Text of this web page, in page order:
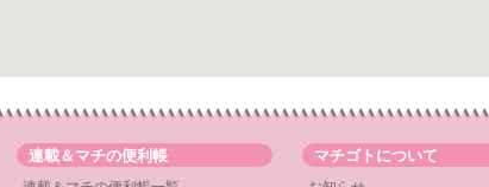
連載＆マチの便利帳 マチゴトについて